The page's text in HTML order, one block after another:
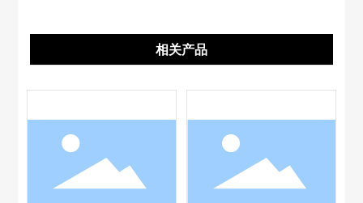
相关产品